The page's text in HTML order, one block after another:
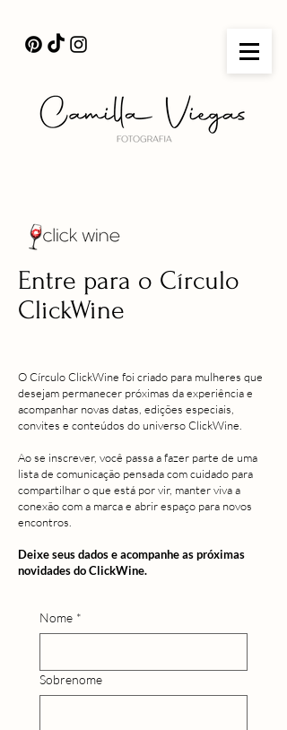
Entre para o Círculo
ClickWine
O Círculo ClickWine foi criado para mulheres que
desejam permanecer próximas da experiência e
acompanhar novas datas, edições especiais,
convites e conteúdos do universo ClickWine.
Ao se inscrever, você passa a fazer parte de uma
lista de comunicação pensada com cuidado para
compartilhar o que está por vir, manter viva a
conexão com a marca e abrir espaço para novos
encontros.
Deixe seus dados e acompanhe as próximas
novidades do ClickWine.
Nome *
Sobrenome